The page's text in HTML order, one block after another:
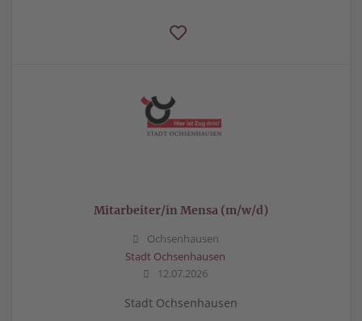
Mitarbeiter/in Mensa (m/w/d)
Ochsenhausen
Stadt Ochsenhausen
12.07.2026
Stadt Ochsenhausen